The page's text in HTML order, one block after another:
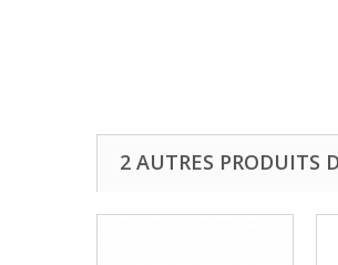
2 AUTRES PRODUITS